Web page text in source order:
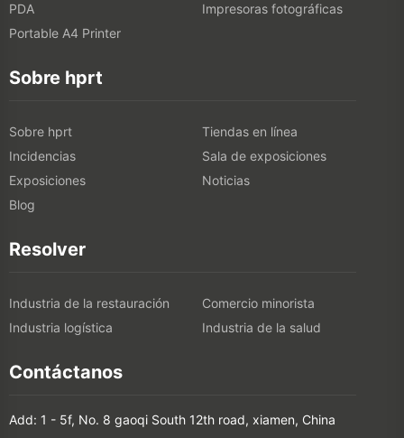
PDA
Impresoras fotográficas
Portable A4 Printer
Sobre hprt
Sobre hprt
Tiendas en línea
Incidencias
Sala de exposiciones
Exposiciones
Noticias
Blog
Resolver
Industria de la restauración
Comercio minorista
Industria logística
Industria de la salud
Contáctanos
Add: 1 - 5f, No. 8 gaoqi South 12th road, xiamen, China